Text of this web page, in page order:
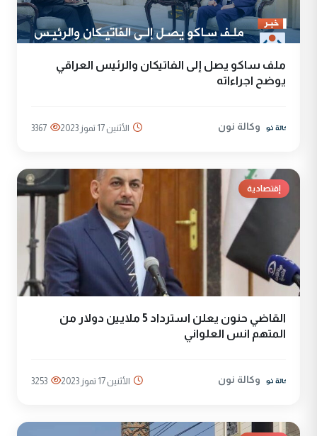
ملف ساكو يصل إلى الفاتيكان والرئيس العراقي
يوضح اجراءاته
وكالة نون الأثنين 17 تموز 2023 3367
إقتصادية
القاضي حنون يعلن استرداد 5 ملايين دولار من
المتهم انس العلواني
وكالة نون الأثنين 17 تموز 2023 3253